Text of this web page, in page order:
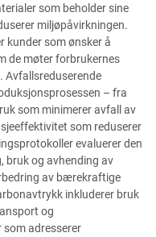
som beholder sine
miljøpåvirkningen.
kunder som ønsker å
de møter forbrukernes
Avfallsreduserende
– fra
som minimerer avfall av
som reduserer
evaluerer den
bruk og avhending av
av bærekraftige
inkluderer bruk
og
som adresserer